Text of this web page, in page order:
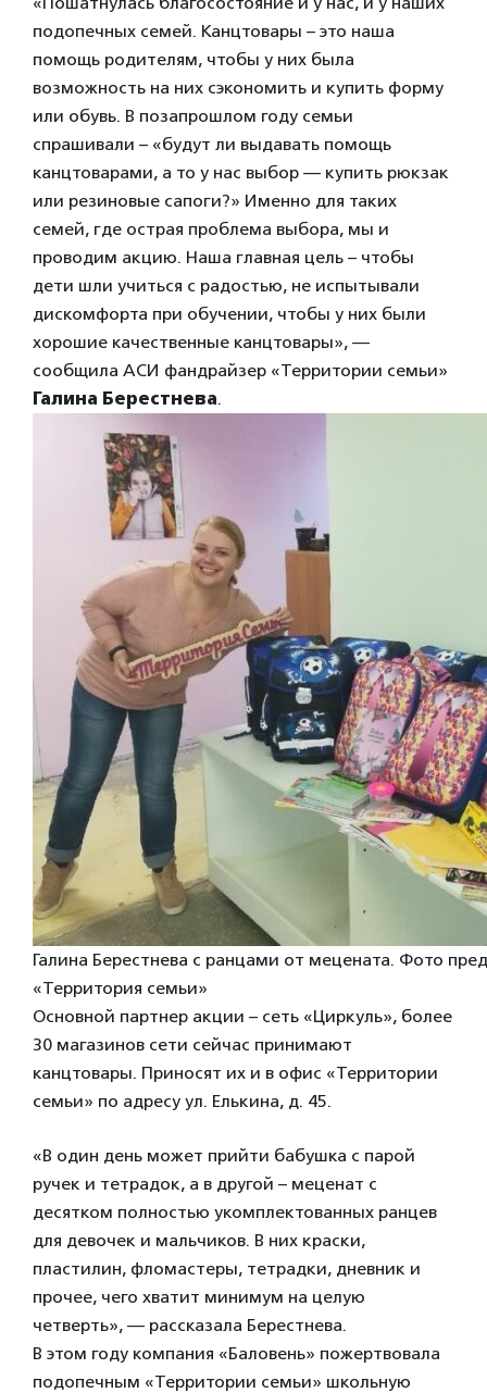
подопечных семей. Канцтовары – это наша
помощь родителям, чтобы у них была
возможность на них сэкономить и купить форму
или обувь. В позапрошлом году семьи
спрашивали – «будут ли выдавать помощь
канцтоварами, а то у нас выбор — купить рюкзак
или резиновые сапоги?» Именно для таких
семей, где острая проблема выбора, мы и
проводим акцию. Наша главная цель – чтобы
дети шли учиться с радостью, не испытывали
дискомфорта при обучении, чтобы у них были
хорошие качественные канцтовары», —
сообщила АСИ фандрайзер «Территории семьи»
Галина Берестнева.
Галина Берестнева с ранцами от мецената. Фото
«Территория семьи»
Основной партнер акции – сеть «Циркуль», более
30 магазинов сети сейчас принимают
канцтовары. Приносят их и в офис «Территории
семьи» по адресу ул. Елькина, д. 45.
«В один день может прийти бабушка с парой
ручек и тетрадок, а в другой – меценат с
десятком полностью укомплектованных ранцев
для девочек и мальчиков. В них краски,
пластилин, фломастеры, тетрадки, дневник и
прочее, чего хватит минимум на целую
четверть», — рассказала Берестнева.
В этом году компания «Баловень» пожертвовала
подопечным «Территории семьи» школьную